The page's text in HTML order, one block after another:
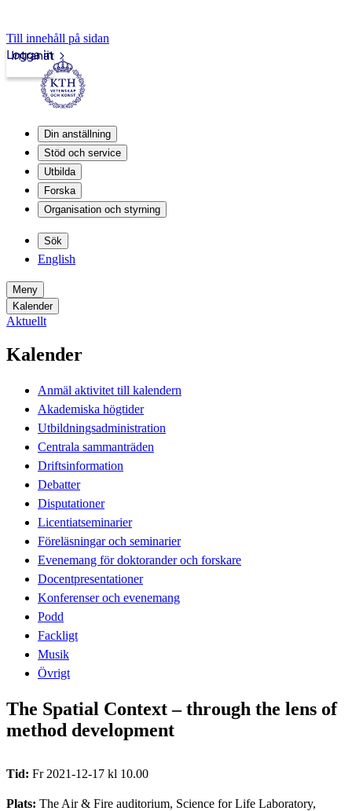
Till innehåll på sidan
Intranät
Logga in
Din anställning
Stöd och service
Utbilda
Forska
Organisation och styrning
Sök
English
Meny
Kalender
Aktuellt
Kalender
Anmäl aktivitet till kalendern
Akademiska högtider
Utbildningsadministration
Centrala sammanträden
Driftsinformation
Debatter
Disputationer
Licentiatseminarier
Föreläsningar och seminarier
Evenemang för doktorander och forskare
Docentpresentationer
Konferenser och evenemang
Podd
Fackligt
Musik
Övrigt
The Spatial Context – through the lens of
method development
Tid: Fr 2021-12-17 kl 10.00
Plats: The Air & Fire auditorium, Science for Life Laboratory,